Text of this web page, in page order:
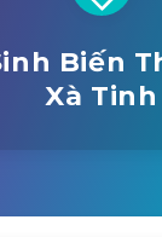
Biến
Xà Tinh